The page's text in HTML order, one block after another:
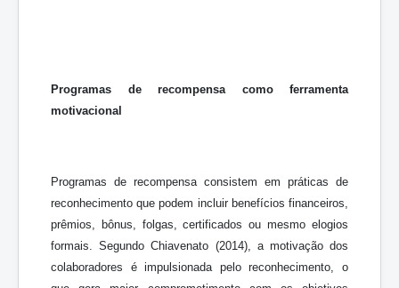
Programas de recompensa como ferramenta
motivacional
Programas de recompensa consistem em práticas de
reconhecimento que podem incluir benefícios financeiros,
prêmios, bônus, folgas, certificados ou mesmo elogios
formais. Segundo Chiavenato (2014), a motivação dos
colaboradores é impulsionada pelo reconhecimento, o